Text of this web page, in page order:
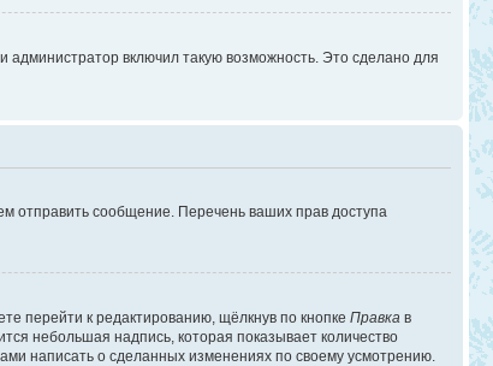
администратор включил такую возможность. Это сделано для
отправить сообщение. Перечень ваших прав доступа
перейти к редактированию, щёлкнув по кнопке Правка в
небольшая надпись, которая показывает количество
написать о сделанных изменениях по своему усмотрению.